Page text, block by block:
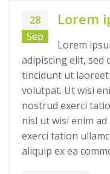
28
Sep
Lorem
Lorem
adipiscing elit, sed
tincidunt ut
volutpat. Ut wisi
nostrud exerci
nisl ut wisi enim
exerci tation
aliquip ex ea